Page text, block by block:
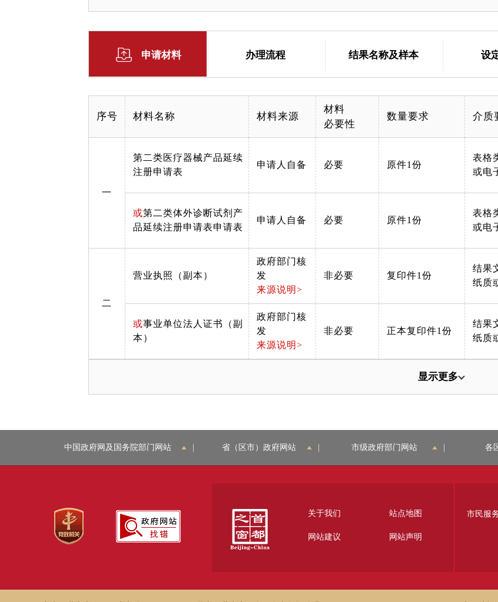
申请材料 办理流程 结果名称及样本 设
序号 材料名称 材料来源
材料
必要性
数量要求 介质
一
第二类医疗器械产品延续
注册申请表
申请人自备 必要 原件1份
表格
或电
或第二类体外诊断试剂产
品延续注册申请表申请表
申请人自备 必要 原件1份
表格
或电
二
营业执照（副本）
政府部门核
发
来源说明>
非必要 复印件1份
结果
纸质
或事业单位法人证书（副
本）
政府部门核
发
来源说明>
非必要 正本复印件1份
结果
纸质
显示更多
中国政府网及国务院部门网站 省（区市）政府网站 市级政府部门网站 各
关于我们 站点地图
网站建议 网站声明
市民服